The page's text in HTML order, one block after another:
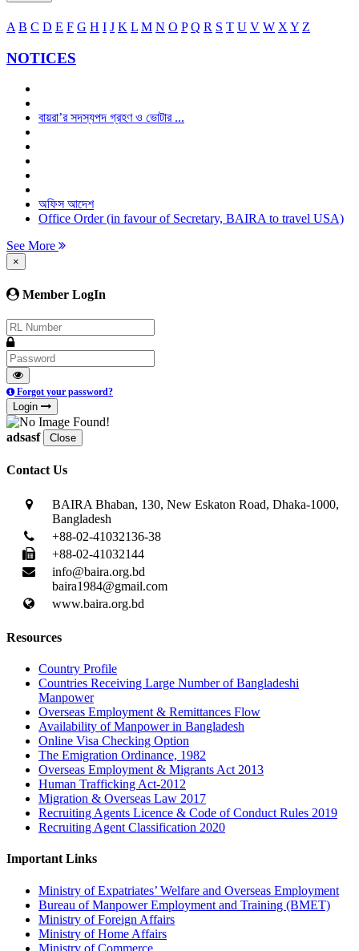
A B C D E F G H I J K L M N O P Q R S T U V W X Y Z
NOTICES
বায়রা’র সদস্যপদ গ্রহণ ও ভোটার ...
অফিস আদেশ
Office Order (in favour of Secretary, BAIRA to travel USA)
See More
×
Member LogIn
Forgot your password?
Login
adsasf Close
Contact Us
BAIRA Bhaban, 130, New Eskaton Road, Dhaka-1000,
Bangladesh
+88-02-41032136-38
+88-02-41032144
info@baira.org.bd
baira1984@gmail.com
www.baira.org.bd
Resources
Country Profile
Countries Receiving Large Number of Bangladeshi
Manpower
Overseas Employment & Remittances Flow
Availability of Manpower in Bangladesh
Online Visa Checking Option
The Emigration Ordinance, 1982
Overseas Employment & Migrants Act 2013
Human Trafficking Act-2012
Migration & Overseas Law 2017
Recruiting Agents Licence & Code of Conduct Rules 2019
Recruiting Agent Classification 2020
Important Links
Ministry of Expatriates’ Welfare and Overseas Employment
Bureau of Manpower Employment and Training (BMET)
Ministry of Foreign Affairs
Ministry of Home Affairs
Ministry of Commerce